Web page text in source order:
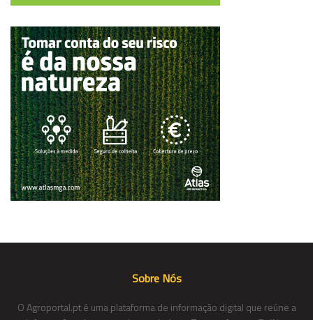
Sobre Nós
O Agroportal.pt é uma plataforma de informação digital que reúne a